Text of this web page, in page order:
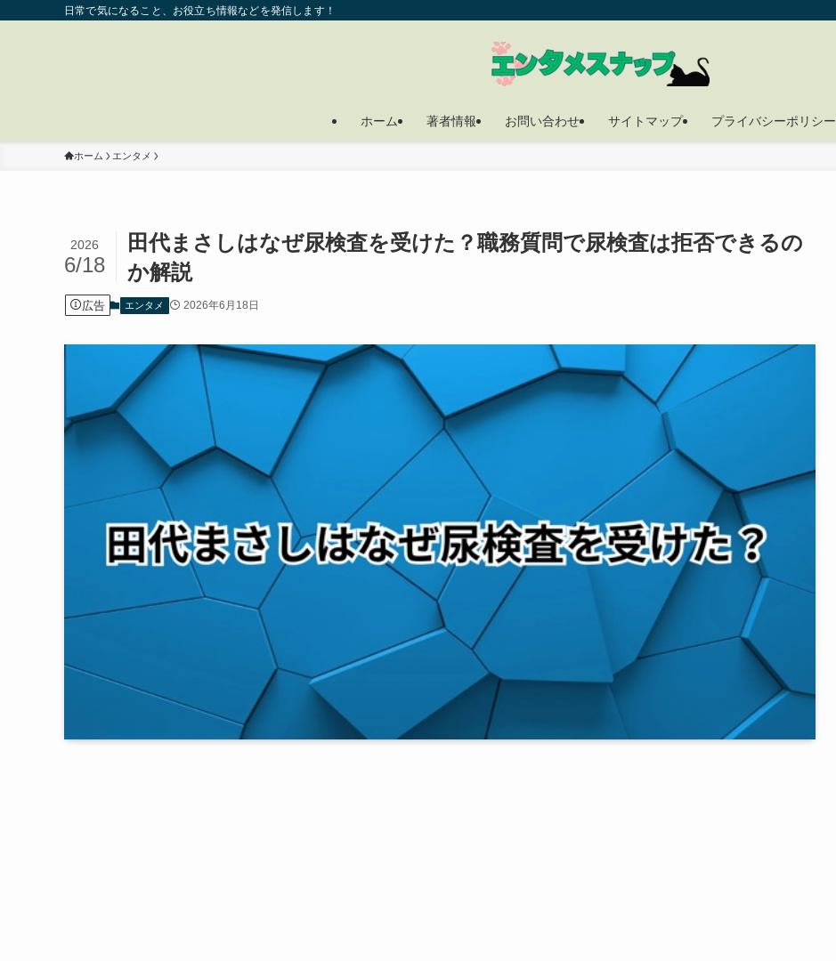
日常で気になること、お役立ち情報などを発信します！
ホーム 著者情報 お問い合わせ サイトマップ プライバシーポリシー
ホーム エンタメ
田代まさしはなぜ尿検査を受けた？職務質問で尿検査は拒否できるの
か解説
2026
6/18
広告 エンタメ 2026年6月18日